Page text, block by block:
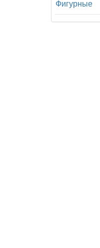
Другие
Фигурные